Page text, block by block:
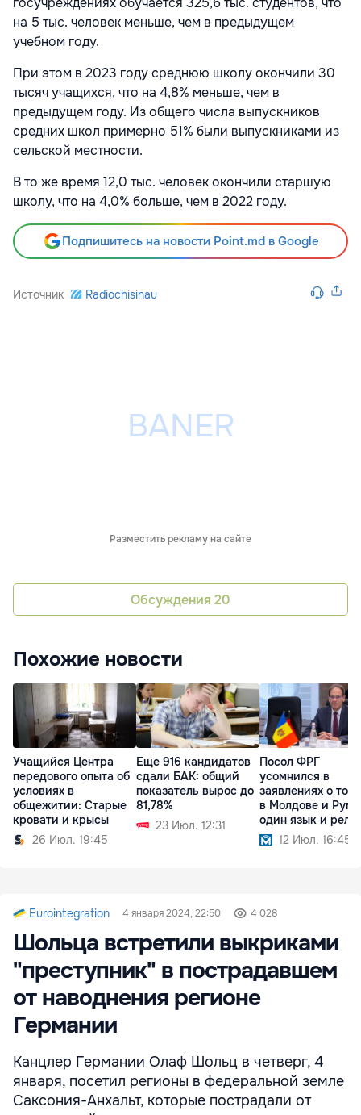
на 5 тыс. человек меньше, чем в предыдущем
учебном году.
При этом в 2023 году среднюю школу окончили 30
тысяч учащихся, что на 4,8% меньше, чем в
предыдущем году. Из общего числа выпускников
средних школ примерно 51% были выпускниками из
сельской местности.
В то же время 12,0 тыс. человек окончили старшую
школу, что на 4,0% больше, чем в 2022 году.
Подпишитесь на новости Point.md в Google
Источник Radiochisinau
Разместить рекламу на сайте
Обсуждения 20
Похожие новости
Учащийся Центра
передового опыта об
условиях в
общежитии: Старые
кровати и крысы
26 Июл. 19:45
Еще 916 кандидатов
сдали БАК: общий
показатель вырос до
81,78%
23 Июл. 12:31
Посол ФРГ
усомнился в
заявлениях о
в Молдове и
один язык и
12 Июл. 16:45
Eurointegration 4 января 2024, 22:50 4 028
Шольца встретили выкриками
"преступник" в пострадавшем
от наводнения регионе
Германии
Канцлер Германии Олаф Шольц в четверг, 4
января, посетил регионы в федеральной земле
Саксония-Анхальт, которые пострадали от